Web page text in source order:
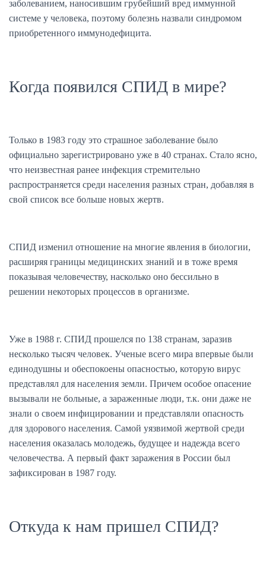
заболеванием, наносившим грубейший вред иммунной
системе у человека, поэтому болезнь назвали синдромом
приобретенного иммунодефицита.
Когда появился СПИД в мире?
Только в 1983 году это страшное заболевание было
официально зарегистрировано уже в 40 странах. Стало ясно,
что неизвестная ранее инфекция стремительно
распространяется среди населения разных стран, добавляя в
свой список все больше новых жертв.
СПИД изменил отношение на многие явления в биологии,
расширяя границы медицинских знаний и в тоже время
показывая человечеству, насколько оно бессильно в
решении некоторых процессов в организме.
Уже в 1988 г. СПИД прошелся по 138 странам, заразив
несколько тысяч человек. Ученые всего мира впервые были
единодушны и обеспокоены опасностью, которую вирус
представлял для населения земли. Причем особое опасение
вызывали не больные, а зараженные люди, т.к. они даже не
знали о своем инфицировании и представляли опасность
для здорового населения. Самой уязвимой жертвой среди
населения оказалась молодежь, будущее и надежда всего
человечества. А первый факт заражения в России был
зафиксирован в 1987 году.
Откуда к нам пришел СПИД?